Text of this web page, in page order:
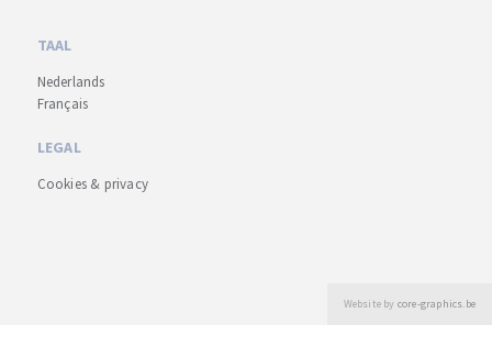
TAAL
Nederlands
Français
LEGAL
Cookies & privacy
Website by core-graphics.be